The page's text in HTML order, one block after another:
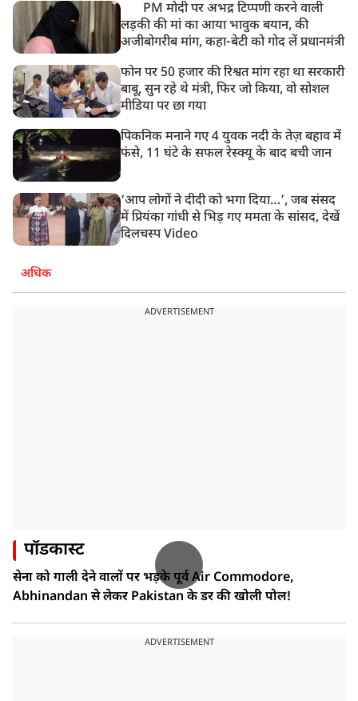
PM मोदी पर अभद्र टिप्पणी करने वाली
लड़की की मां का आया भावुक बयान, की
अजीबोगरीब मांग, कहा-बेटी को गोद लें प्रधानमंत्री
फोन पर 50 हजार की रिश्वत मांग रहा था सरकारी
बाबू, सुन रहे थे मंत्री, फिर जो किया, वो सोशल
मीडिया पर छा गया
पिकनिक मनाने गए 4 युवक नदी के तेज़ बहाव में
फंसे, 11 घंटे के सफल रेस्क्यू के बाद बची जान
‘आप लोगों ने दीदी को भगा दिया…’, जब संसद
में प्रियंका गांधी से भिड़ गए ममता के सांसद, देखें
दिलचस्प Video
अधिक
ADVERTISEMENT
पॉडकास्ट
सेना को गाली देने वालों पर भड़के पूर्व Air Commodore,
Abhinandan से लेकर Pakistan के डर की खोली पोल!
ADVERTISEMENT